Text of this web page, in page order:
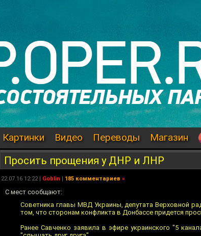
Картинки Видео Переводы Магазин
Просить прощения у ДНР и ЛНР
22.07.16 12:22 | Goblin | 185 комментариев »
С мест сообщают:
Советника главы МВД Украины, депутата Верховной
том, что сторонам конфликта в Донбассе придется
Ранее Савченко заявила в эфире украинского "5